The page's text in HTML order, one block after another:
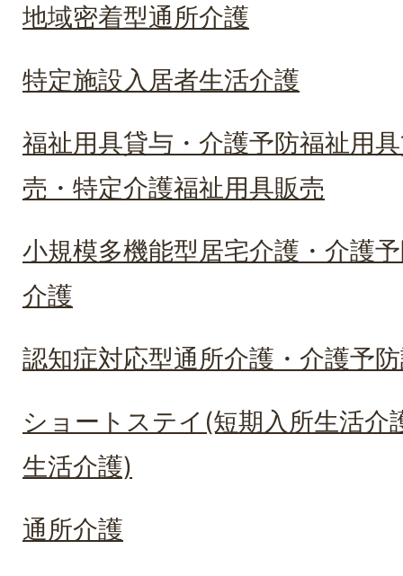
地域密着型通所介護
特定施設入居者生活介護
福祉用具貸与・介護予防福祉用
売・特定介護福祉用具販売
小規模多機能型居宅介護・介護
介護
認知症対応型通所介護・介護予
ショートステイ(短期入所生活介
生活介護)
通所介護